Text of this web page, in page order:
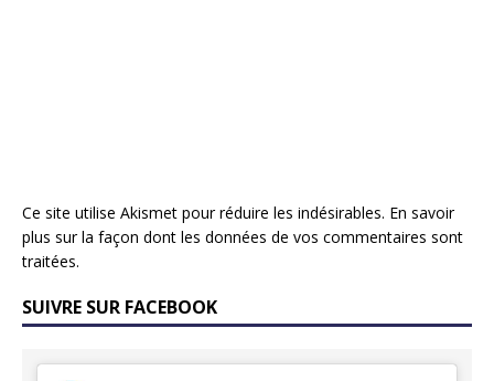
Ce site utilise Akismet pour réduire les indésirables. En savoir
plus sur la façon dont les données de vos commentaires sont
traitées.
SUIVRE SUR FACEBOOK